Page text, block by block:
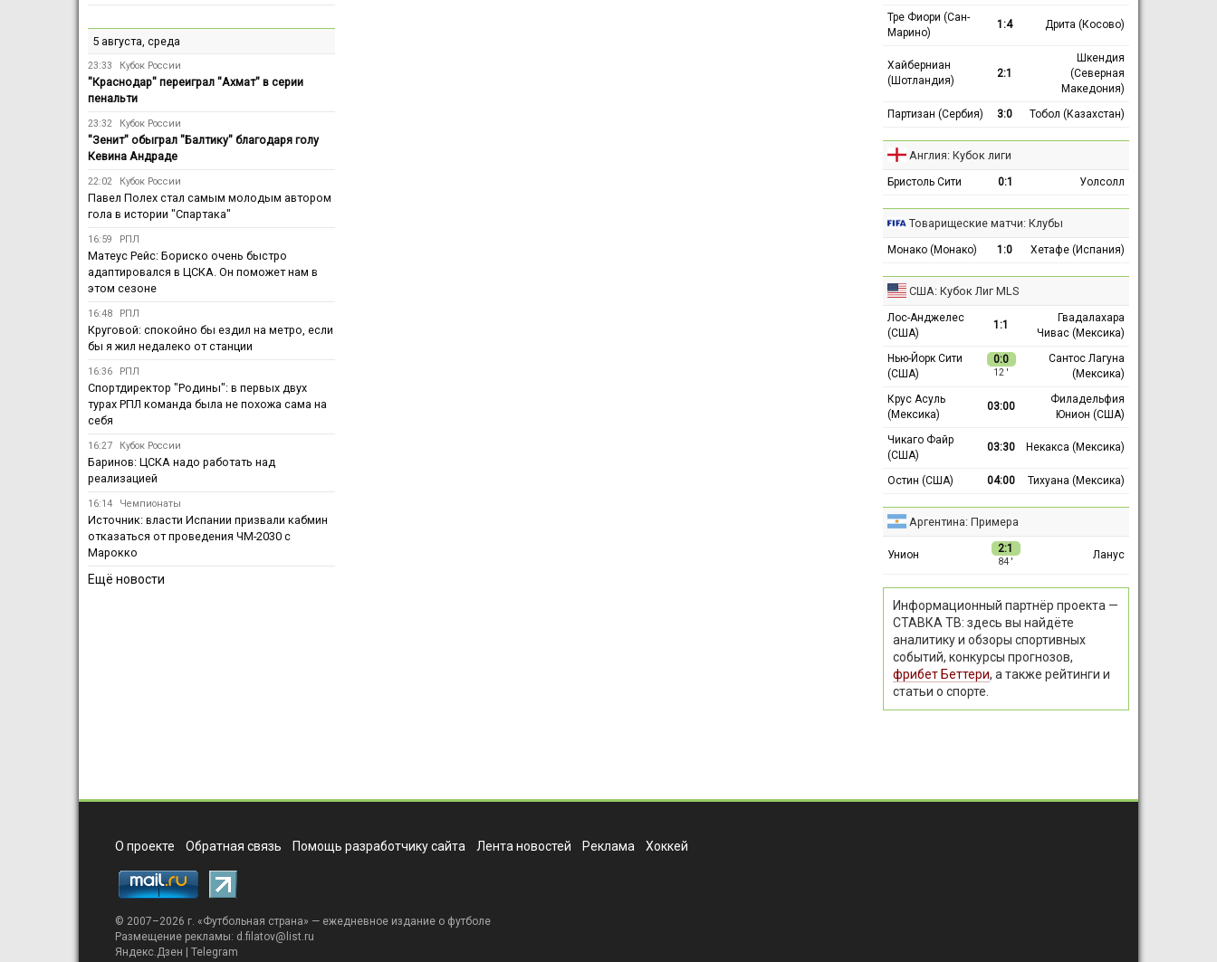
5 августа, среда
23:33 Кубок России
"Краснодар" переиграл "Ахмат" в серии
пенальти
23:32 Кубок России
"Зенит" обыграл "Балтику" благодаря голу
Кевина Андраде
22:02 Кубок России
Павел Полех стал самым молодым автором
гола в истории "Спартака"
16:59 РПЛ
Матеус Рейс: Бориско очень быстро
адаптировался в ЦСКА. Он поможет нам в
этом сезоне
16:48 РПЛ
Круговой: спокойно бы ездил на метро, если
бы я жил недалеко от станции
16:36 РПЛ
Спортдиректор "Родины": в первых двух
турах РПЛ команда была не похожа сама на
себя
16:27 Кубок России
Баринов: ЦСКА надо работать над
реализацией
16:14 Чемпионаты
Источник: власти Испании призвали кабмин
отказаться от проведения ЧМ-2030 с
Марокко
Ещё новости
Тре Фиори (Сан-
Марино)
1:4 Дрита (Косово)
Хайберниан
(Шотландия)
2:1
Шкендия
(Северная
Македония)
Партизан (Сербия)
3:0 Тобол (Казахстан)
Англия: Кубок лиги
Бристоль Сити 0:1 Уолсолл
Товарищеские матчи: Клубы
Монако (Монако) 1:0 Хетафе (Испания)
США: Кубок Лиг MLS
Лос-Анджелес
(США)
1:1
Гвадалахара
Чивас (Мексика)
Нью-Йорк Сити
(США)
0:0
12 ′
Сантос Лагуна
(Мексика)
Крус Асуль
(Мексика)
03:00
Филадельфия
Юнион (США)
Чикаго Файр
(США)
03:30 Некакса (Мексика)
Остин (США) 04:00 Тихуана (Мексика)
Аргентина: Примера
Унион 2:1
84 ′
Ланус
Информационный партнёр проекта —
СТАВКА ТВ: здесь вы найдёте
аналитику и обзоры спортивных
событий, конкурсы прогнозов,
фрибет Беттери, а также рейтинги и
статьи о спорте.
О проекте Обратная связь Помощь разработчику сайта Лента новостей Реклама Хоккей
© 2007–2026 г. «Футбольная страна» — ежедневное издание о футболе
Размещение рекламы: d.filatov@list.ru
Яндекс.Дзен | Telegram